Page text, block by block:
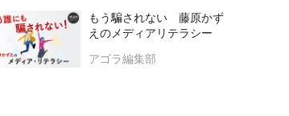
もう騙されない 藤原かず
えのメディアリテラシー
アゴラ編集部